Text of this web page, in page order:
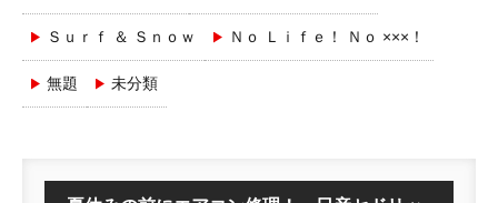
Ｓｕｒｆ ＆ Ｓｎｏｗ Ｎｏ Ｌｉｆｅ！ Ｎｏ ×××！
無題 未分類